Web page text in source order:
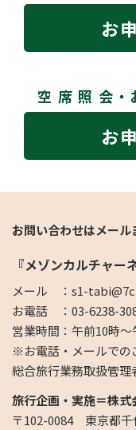
お
空 席 照 会・
お
お問い合わせはメール
『メゾンカルチャー
メール ：s1-
お電話 ：03-6238-
営業時間：午前10時～
※お電話・メールでの
総合旅行業務取扱管理
旅行企画・実施＝株
〒102-0084 東京都千